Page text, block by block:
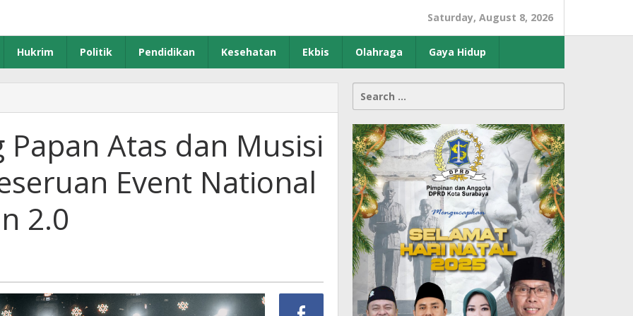
Saturday, August 8, 2026
Hukrim Politik Pendidikan Kesehatan Ekbis Olahraga Gaya Hidup
Atas dan Musisi
Event National
2.0
Search
for: